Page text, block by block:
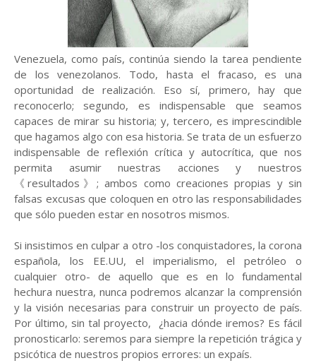
Venezuela, como país, continúa siendo la tarea pendiente
de los venezolanos. Todo, hasta el fracaso, es una
oportunidad de realización. Eso sí, primero, hay que
reconocerlo; segundo, es indispensable que seamos
capaces de mirar su historia; y, tercero, es imprescindible
que hagamos algo con esa historia. Se trata de un esfuerzo
indispensable de reflexión crítica y autocrítica, que nos
permita asumir nuestras acciones y nuestros
《resultados》; ambos como creaciones propias y sin
falsas excusas que coloquen en otro las responsabilidades
que sólo pueden estar en nosotros mismos.
Si insistimos en culpar a otro -los conquistadores, la corona
española, los EE.UU, el imperialismo, el petróleo o
cualquier otro- de aquello que es en lo fundamental
hechura nuestra, nunca podremos alcanzar la comprensión
y la visión necesarias para construir un proyecto de país.
Por último, sin tal proyecto, ¿hacia dónde iremos? Es fácil
pronosticarlo: seremos para siempre la repetición trágica y
psicótica de nuestros propios errores: un expaís.